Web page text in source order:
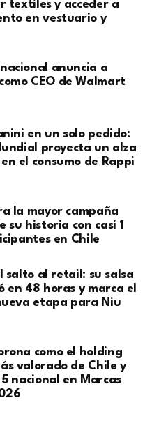
textiles y acceder a
en vestuario y
anuncia a
CEO de Walmart
en un solo pedido:
proyecta un alza
el consumo de Rappi
la mayor campaña
su historia con casi 1
en Chile
salto al retail: su salsa
en 48 horas y marca el
etapa para Niu
como el holding
valorado de Chile y
nacional en Marcas